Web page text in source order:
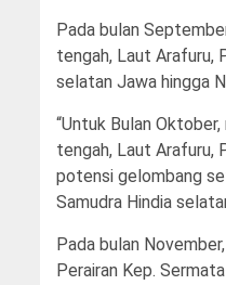
Pada bulan
tengah, Laut Arafuru,
selatan Jawa hingga
“Untuk Bulan
tengah, Laut Arafuru,
potensi gelombang
Samudra Hindia
Pada bulan
Perairan Kep.